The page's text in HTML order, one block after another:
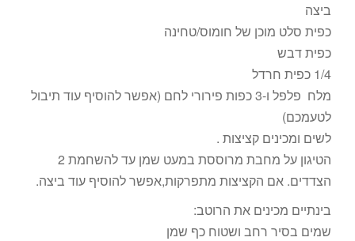
ביצה
כפית סלט מוכן של חומוס/טחינה
כפית דבש
1/4 כפית חרדל
מלח פלפל ו-3 כפות פירורי לחם (אפשר להוסיף עוד תיבול
לטעמכם)
לשים ומכינים קציצות .
הטיגון על מחבת מרוססת במעט שמן עד להשחמת 2
הצדדים. אם הקציצות מתפרקות,אפשר להוסיף עוד ביצה.
בינתיים מכינים את הרוטב:
שמים בסיר רחב ושטוח כף שמן